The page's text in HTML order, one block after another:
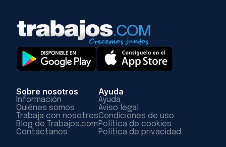
Sobre nosotros
Información
Quiénes somos
Trabaja con nosotros
Blog de Trabajos.com
Contáctanos
Ayuda
Ayuda
Aviso legal
Condiciones de uso
Política de cookies
Política de privacidad